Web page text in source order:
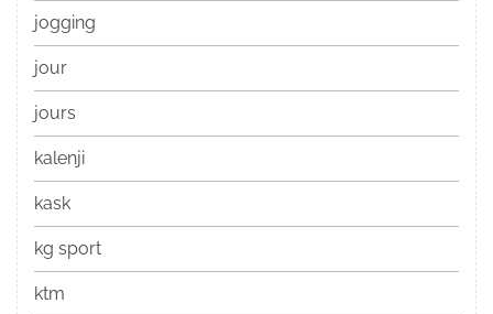
jogging
jour
jours
kalenji
kask
kg sport
ktm